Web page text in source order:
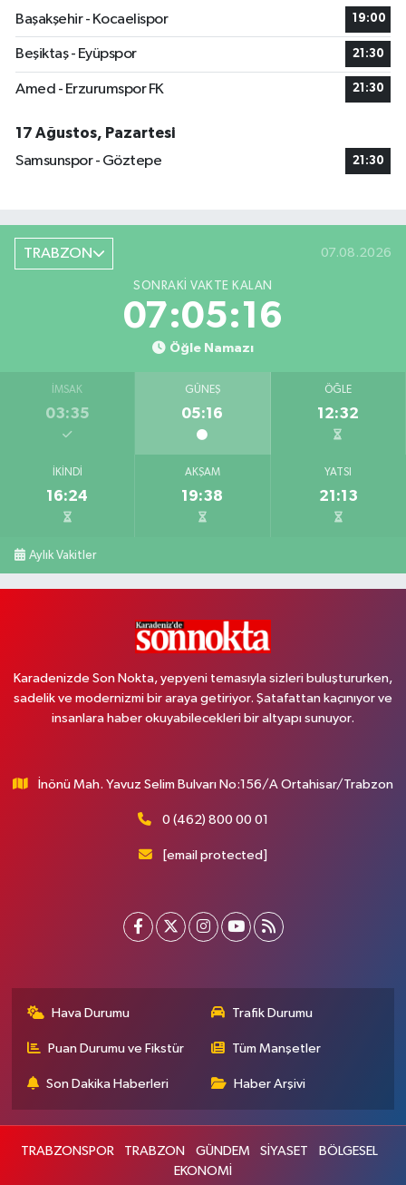
Başakşehir - Kocaelispor
19:00
Beşiktaş - Eyüpspor 21:30
Amed - Erzurumspor FK 21:30
17 Ağustos, Pazartesi
Samsunspor - Göztepe
21:30
TRABZON 07.08.2026
SONRAKI VAKTE KALAN
07:05:16
Öğle Namazı
İMSAK
03:35
GÜNEŞ
05:16
ÖĞLE
12:32
İKINDI
16:24
AKŞAM
19:38
YATSI
21:13
Aylık Vakitler
Karadenizde Son Nokta, yepyeni temasıyla sizleri buluştururken,
sadelik ve modernizmi bir araya getiriyor. Şatafattan kaçınıyor ve
insanlara haber okuyabilecekleri bir altyapı sunuyor.
İnönü Mah. Yavuz Selim Bulvarı No:156/A Ortahisar/Trabzon
0 (462) 800 00 01
[email protected]
Hava Durumu Trafik Durumu
Puan Durumu ve Fikstür Tüm Manşetler
Son Dakika Haberleri Haber Arşivi
TRABZONSPOR TRABZON GÜNDEM SİYASET
BÖLGESEL
EKONOMİ